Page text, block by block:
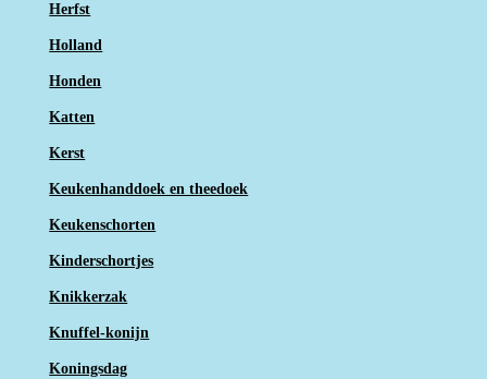
Herfst
Holland
Honden
Katten
Kerst
Keukenhanddoek en theedoek
Keukenschorten
Kinderschortjes
Knikkerzak
Knuffel-konijn
Koningsdag